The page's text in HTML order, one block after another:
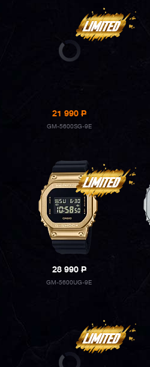
21 990P
GM-5600SG-9E
28 990P
GM-5600UG-9E